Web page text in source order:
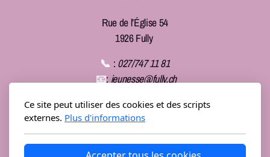
Rue de l’Église 54
1926 Fully
📞 : 027/747 11 81
📧: jeunesse@fully.ch
Banque Raiffeisen Martigny Région, 1926 Fully
IBAN: CH29 8080 8003 1676 0636 2
COMPTE: 19-1454-1
Ce site peut utiliser des cookies et des scripts
externes. Plus d'informations